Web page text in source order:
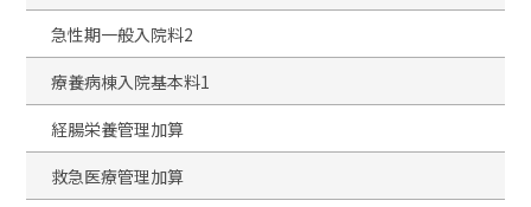
急性期一般入院料2
療養病棟入院基本料1
経腸栄養管理加算
救急医療管理加算